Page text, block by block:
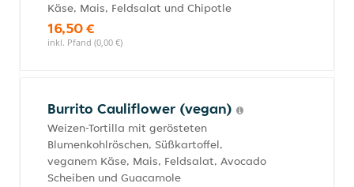
Käse, Mais, Feldsalat und Chipotle
16,50 €
inkl. Pfand (0,00 €)
Burrito Cauliflower (vegan)
Weizen-Tortilla mit gerösteten
Blumenkohlröschen, Süßkartoffel,
veganem Käse, Mais, Feldsalat, Avocado
Scheiben und Guacamole